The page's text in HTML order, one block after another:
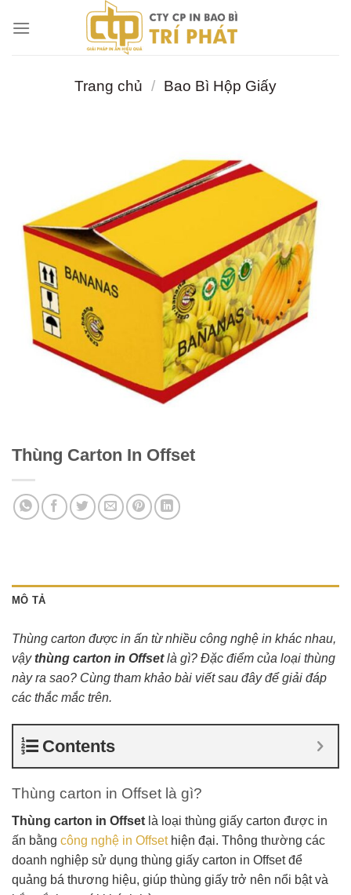
đến
Trang chủ / Bao Bì Hộp Giấy
Thùng Carton In Offset
MÔ TẢ
Thùng carton được in ấn từ nhiều công nghệ in khác nhau,
vậythùng carton in Offsetlà gì? Đặc điểm của loại thùng
này ra sao? Cùng tham khảo bài viết sau đây để giải đáp
các thắc mắc trên.
Contents
Thùng carton in Offset là gì?
Thùng carton in Offset là loại thùng giấy carton được in
ấn bằng công nghệ in Offsethiện đại. Thông thường các
doanh nghiệp sử dụng thùng giấy carton in Offset để
quảng bá thương hiệu, giúp thùng giấy trở nên nổi bật và